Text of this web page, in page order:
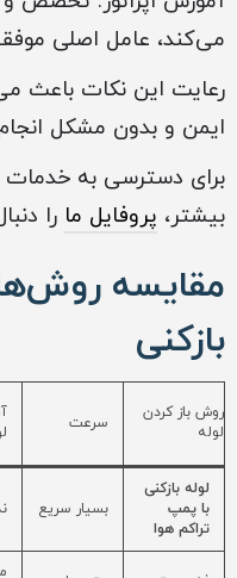
می‌کند، عامل اصلی
رعایت این نکات باعث
ایمن و بدون مشکل
برای دسترسی به
بیشتر، پروفایل ما را
مقایسه
بازکنی
روش باز کردن
لوله
سرعت
لوله بازکنی
با پمپ
تراکم هوا
بسیار سریع